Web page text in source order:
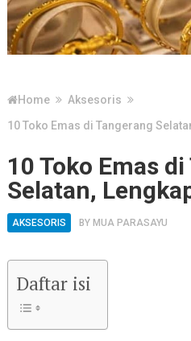
Home
Aksesoris
10 Toko Emas di Tangerang
10 Toko Emas
Selatan,
AKSESORIS BY MUA PARASAYU
Daftar isi